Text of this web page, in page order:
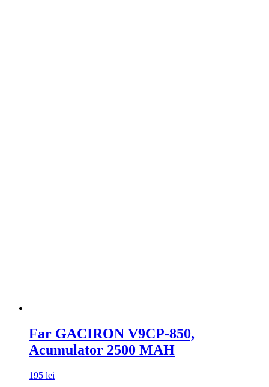
Far GACIRON V9CP-850,
Acumulator 2500 MAH
195 lei